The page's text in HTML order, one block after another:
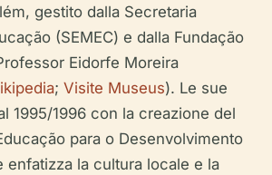
gestito dalla Secretaria
(SEMEC) e dalla Fundação
Eidorfe Moreira
; Visite Museus). Le sue
1995/1996 con la creazione del
para o Desenvolvimento
enfatizza la cultura locale e la